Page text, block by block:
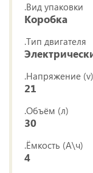
.Вид упаковки
Коробка
.Тип двигателя
.Напряжение (v)
21
.Объём (л)
30
.Ёмкость (А\ч)
4